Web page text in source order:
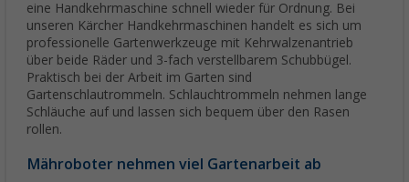
eine Handkehrmaschine schnell wieder für Ordnung. Bei
unseren Kärcher Handkehrmaschinen handelt es sich um
professionelle Gartenwerkzeuge mit Kehrwalzenantrieb
über beide Räder und 3-fach verstellbarem Schubbügel.
Praktisch bei der Arbeit im Garten sind
Gartenschlautrommeln. Schlauchtrommeln nehmen lange
Schläuche auf und lassen sich bequem über den Rasen
rollen.
Mähroboter nehmen viel Gartenarbeit ab